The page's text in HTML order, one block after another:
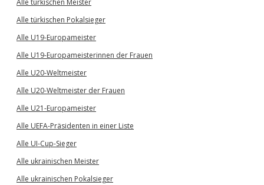
Alle türkischen Meister
Alle türkischen Pokalsieger
Alle U19-Europameister
Alle U19-Europameisterinnen der Frauen
Alle U20-Weltmeister
Alle U20-Weltmeister der Frauen
Alle U21-Europameister
Alle UEFA-Präsidenten in einer Liste
Alle UI-Cup-Sieger
Alle ukrainischen Meister
Alle ukrainischen Pokalsieger